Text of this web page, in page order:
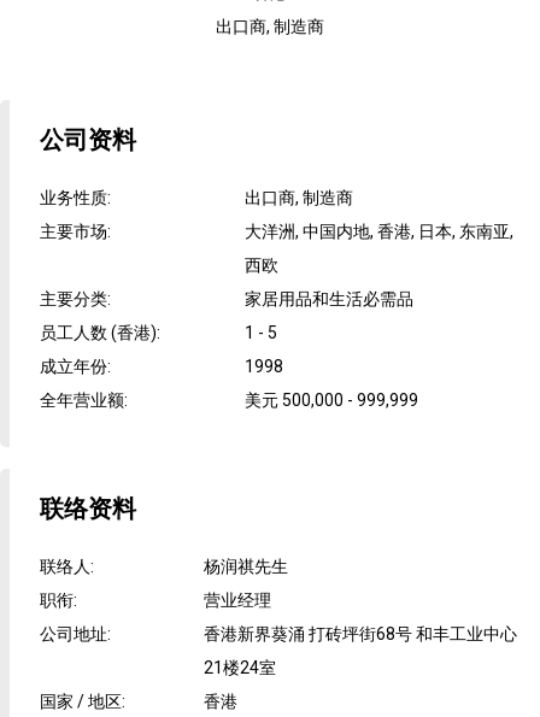
出口商, 制造商
公司资料
业务性质:
出口商, 制造商
主要市场:
大洋洲, 中国内地, 香港, 日本, 东南亚,
西欧
主要分类:
家居用品和生活必需品
员工人数 (香港):
1 - 5
成立年份:
1998
全年营业额: 美元 500,000 - 999,999
联络资料
联络人:
杨润祺先生
职衔:
营业经理
公司地址:
香港新界葵涌 打砖坪街68号 和丰工业中心
21楼24室
国家 / 地区: 香港